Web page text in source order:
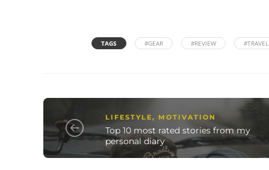
TAGS #GEAR #REVIEW #TRAVEL
LIFESTYLE, MOTIVATION
Top 10 most rated stories from my
personal diary